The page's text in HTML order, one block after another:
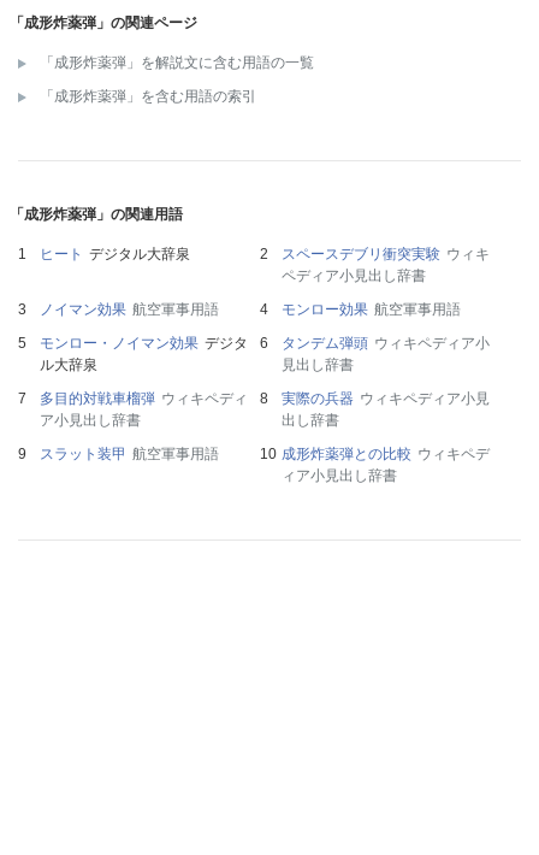
「成形炸薬弾」の関連ページ
「成形炸薬弾」を解説文に含む用語の一覧
「成形炸薬弾」を含む用語の索引
「成形炸薬弾」の関連用語
ヒート デジタル大辞泉 スペースデブリ衝突実験 ウィキ
ペディア小見出し辞書
ノイマン効果 航空軍事用語 モンロー効果 航空軍事用語
モンロー・ノイマン効果 デジタ
ル大辞泉
タンデム弾頭 ウィキペディア小
見出し辞書
多目的対戦車榴弾 ウィキペディ
ア小見出し辞書
実際の兵器 ウィキペディア小見
出し辞書
スラット装甲 航空軍事用語 成形炸薬弾との比較 ウィキペデ
ィア小見出し辞書